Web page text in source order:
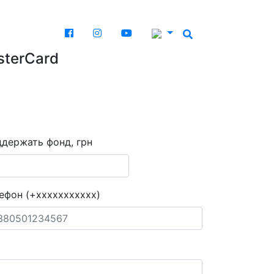
фонд, грн
(+xxxxxxxxxxx)